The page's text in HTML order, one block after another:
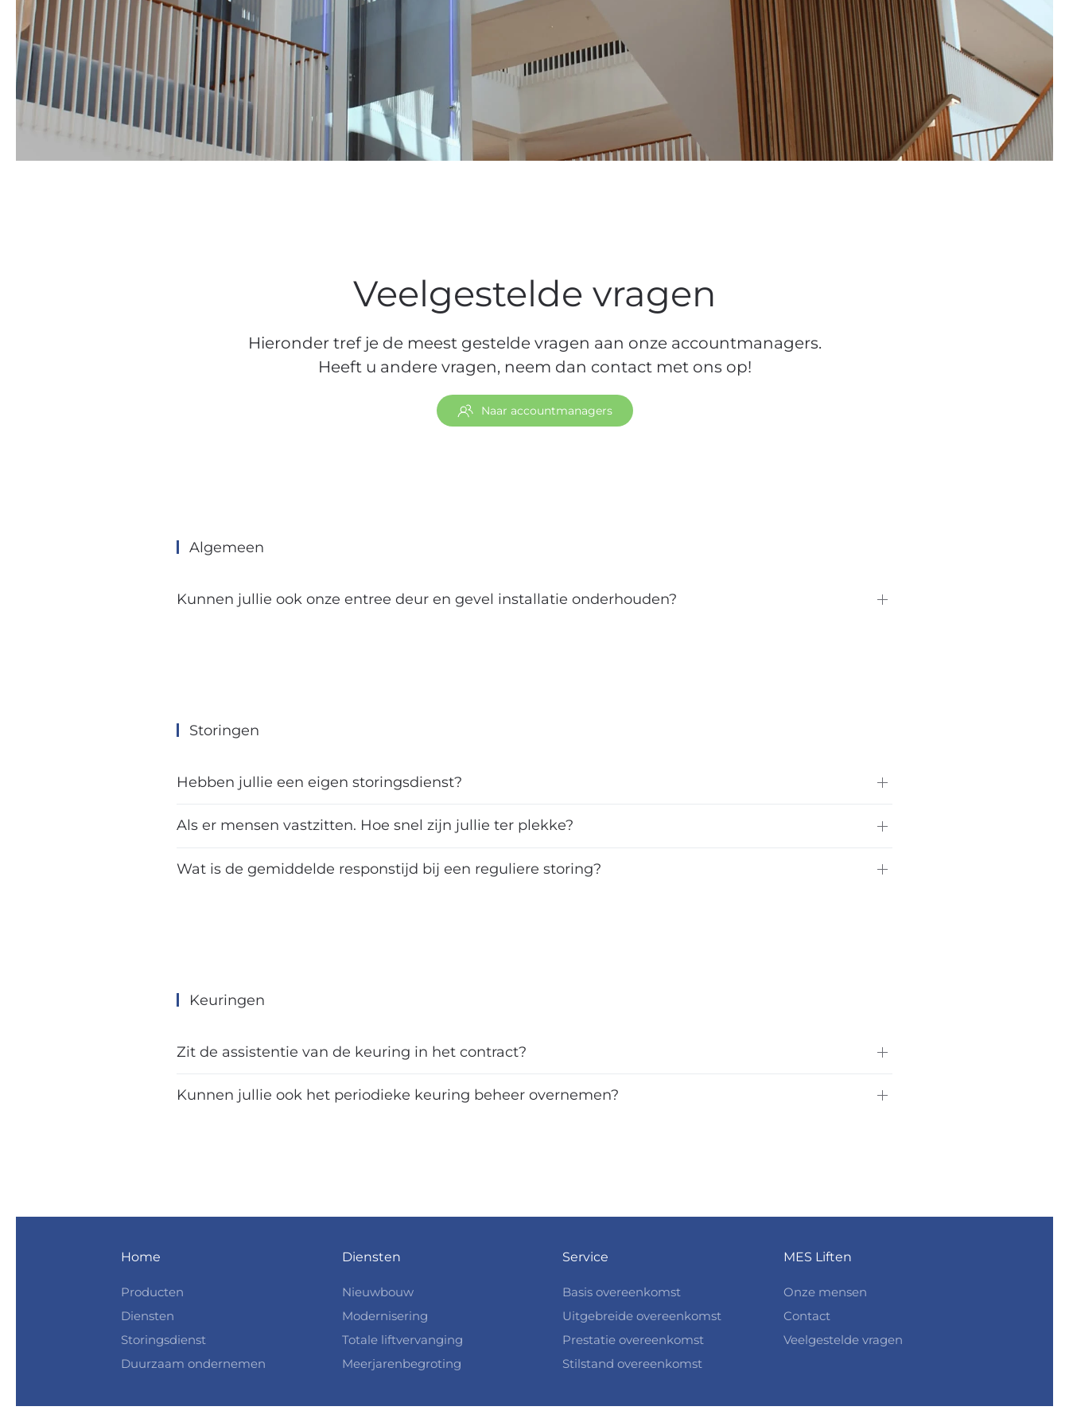
Veelgestelde vragen
Hieronder tref je de meest gestelde vragen aan onze accountmanagers.
Heeft u andere vragen, neem dan contact met ons op!
Naar accountmanagers
Algemeen
Kunnen jullie ook onze entree deur en gevel installatie onderhouden?
Storingen
Hebben jullie een eigen storingsdienst?
Als er mensen vastzitten. Hoe snel zijn jullie ter plekke?
Wat is de gemiddelde responstijd bij een reguliere storing?
Keuringen
Zit de assistentie van de keuring in het contract?
Kunnen jullie ook het periodieke keuring beheer overnemen?
Home
Producten
Diensten
Storingsdienst
Duurzaam ondernemen
Diensten
Nieuwbouw
Modernisering
Totale liftvervanging
Meerjarenbegroting
Service
Basis overeenkomst
Uitgebreide overeenkomst
Prestatie overeenkomst
Stilstand overeenkomst
MES Liften
Onze mensen
Contact
Veelgestelde vragen